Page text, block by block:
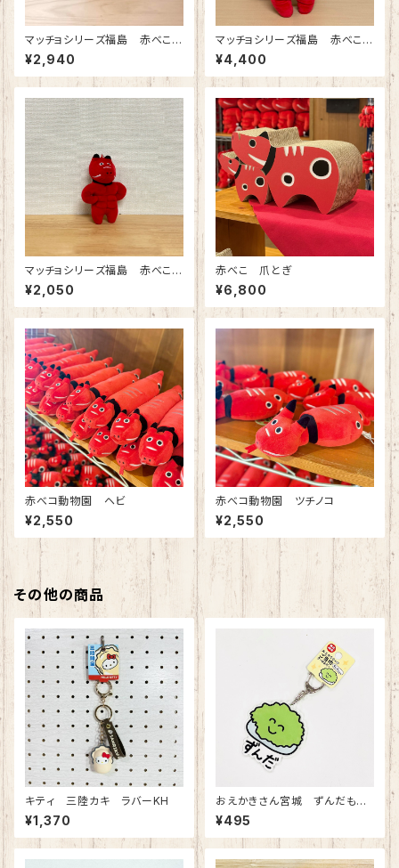
マッチョシリーズ福島 赤べこぬ
いぐるみS
¥2,940
マッチョシリーズ福島 赤べこぬ
いぐるみ
¥4,400
マッチョシリーズ福島 赤べこボ
ールチェーンマスコット
¥2,050
赤べこ 爪とぎ
¥6,800
赤べコ動物園 ヘビ
¥2,550
赤べコ動物園 ツチノコ
¥2,550
その他の商品
キティ 三陸カキ ラバーKH
¥1,370
おえかきさん宮城 ずんだもち
アクリルキーホルダー
¥495